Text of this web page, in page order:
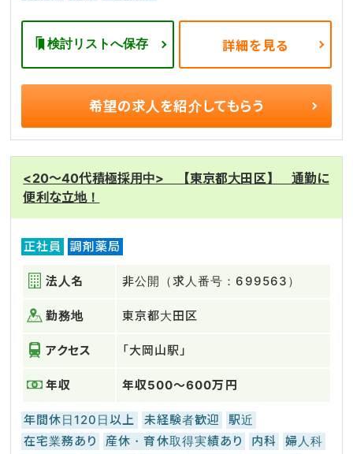
検討リストへ保存 詳細を見る
希望の求人を紹介してもらう
<20～40代積極採用中> 【東京都大田区】 通勤に
便利な立地！
正社員 調剤薬局
法人名 非公開（求人番号：699563）
勤務地 東京都大田区
アクセス 「大岡山駅」
年収 年収500～600万円
年間休日120日以上 未経験者歓迎
駅近
在宅業務あり
産休・育休取得実績あり 内科
婦人科